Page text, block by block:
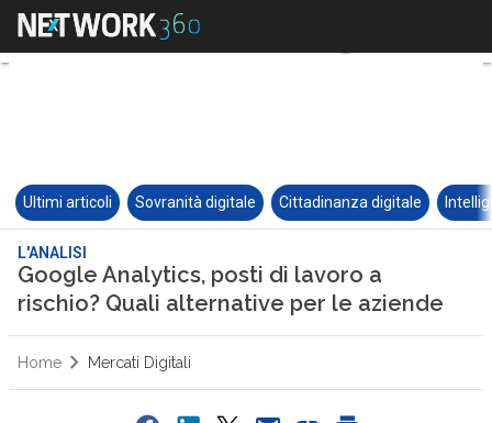
Ultimi articoli Sovranità digitale Cittadinanza digitale
L'ANALISI
Google Analytics, posti di lavoro a
rischio? Quali alternative per le aziende
Home Mercati Digitali